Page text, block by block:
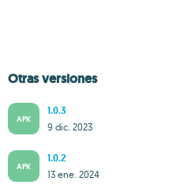
Otras versiones
APK
1.0.3
9 dic. 2023
APK
1.0.2
13 ene. 2024